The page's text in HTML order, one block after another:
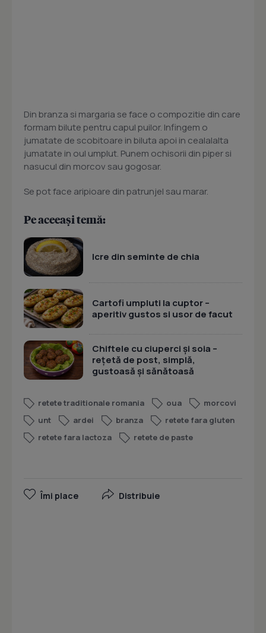
Din branza si margaria se face o compozitie din care
formam bilute pentru capul puilor. Infingem o
jumatate de scobitoare in biluta apoi in cealalalta
jumatate in oul umplut. Punem ochisorii din piper si
nasucul din morcov sau gogosar.
Se pot face aripioare din patrunjel sau marar.
Pe aceeași temă:
Icre din seminte de chia
Cartofi umpluti la cuptor –
aperitiv gustos si usor de facut
Chiftele cu ciuperci și soia –
rețetă de post, simplă,
gustoasă și sănătoasă
retete traditionale romania oua
morcovi
unt
ardei branza
retete fara gluten
retete fara lactoza
retete de paste
Îmi place Distribuie